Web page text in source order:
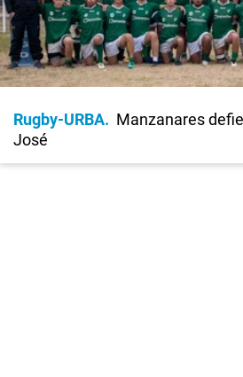
Rugby-URBA
Manzanares
José